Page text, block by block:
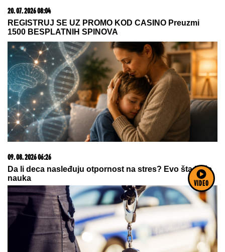
VIDEO
09. 08. 2026 06:49
SVE GA SLOMILO! Leo Mesi usnimljen po prvi put
posle smrti svog oca, neutešni Argentinac stigao u